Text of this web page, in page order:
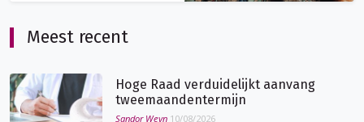
Meest recent
Hoge Raad verduidelijkt aanvang
tweemaandentermijn
Sandor Weyn 10/08/2026